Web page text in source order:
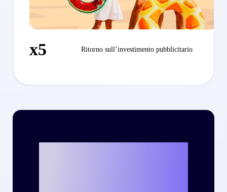
x5 Ritorno sull’investimento pubblicitario